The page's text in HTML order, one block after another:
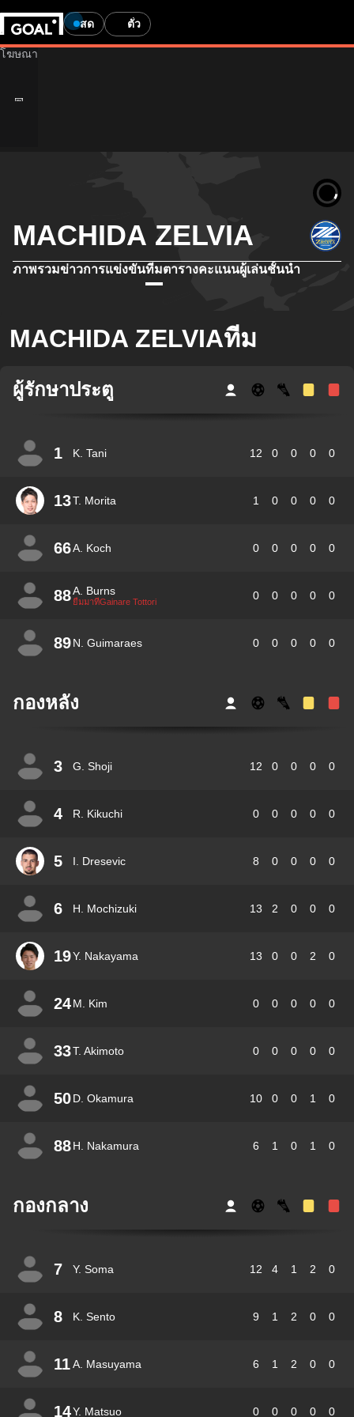
สด ตั๋ว
MACHIDA ZELVIA
ภาพรวมข่าวการแข่งขันทีมตารางคะแนนผู้เล่นชั้นนำ
MACHIDA ZELVIAทีม
ผู้รักษาประตู
1 K. Tani 12 0 0 0 0
13T. Morita 1 0 0 0 0
66A. Koch 0 0 0 0 0
88A. Burns
ยืมมาที่Gainare Tottori 0 0 0 0 0
89N. Guimaraes 0 0 0 0 0
กองหลัง
3 G. Shoji 12 0 0 0 0
4 R. Kikuchi 0 0 0 0 0
5 I. Dresevic 8 0 0 0 0
6 H. Mochizuki 13 2 0 0 0
19Y. Nakayama 13 0 0 2 0
24M. Kim 0 0 0 0 0
33T. Akimoto 0 0 0 0 0
50D. Okamura 10 0 0 1 0
88H. Nakamura 6 1 0 1 0
กองกลาง
7 Y. Soma 12 4 1 2 0
8 K. Sento 9 1 2 0 0
11A. Masuyama 6 1 2 0 0
14Y. Matsuo 0 0 0 0 0